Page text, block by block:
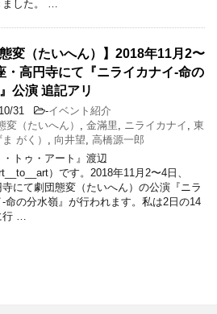
した。 …
態変（たいへん）】2018年11月2〜
・高円寺にて『ニライカナイ-命の
公演 追記アリ
31 -イベント紹介
変（たいへん）
金滿里 ニライカナイ
東
がく）
向井望 高橋源一郎
・トゥ・アート』渡辺
）です。2018年11月2〜4日、
寺にて劇団態変（たいへん）の公演『ニラ
-命の分水嶺』が行われます。私は2日の14
…